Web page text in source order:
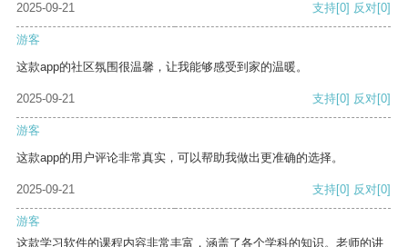
2025-09-21 支持[0] 反对[0]
游客
这款app的社区氛围很温馨，让我能够感受到家的温暖。
2025-09-21 支持[0] 反对[0]
游客
这款app的用户评论非常真实，可以帮助我做出更准确的选择。
2025-09-21 支持[0] 反对[0]
游客
这款学习软件的课程内容非常丰富，涵盖了各个学科的知识。老师的讲